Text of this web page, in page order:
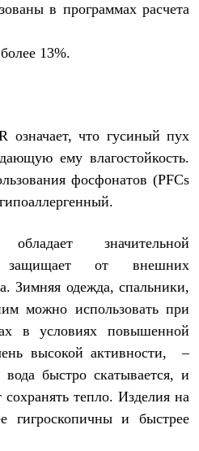
в программах расчета
13%.
что гусиный пух
ему влагостойкость.
фосфонатов (PFCs
значительной
защищает от внешних
Зимняя одежда, спальники,
можно использовать при
в условиях повышенной
высокой активности, –
быстро скатывается, и
тепло. Изделия на
гигроскопичны и быстрее